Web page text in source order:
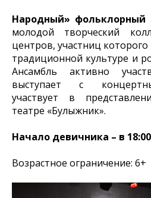
Народный» фольклорный
молодой творческий
центров, участниц
традиционной культуре и
Ансамбль активно
выступает с
участвует в
театре «Булыжник».
Начало девичника – в
Возрастное ограничение: 6+